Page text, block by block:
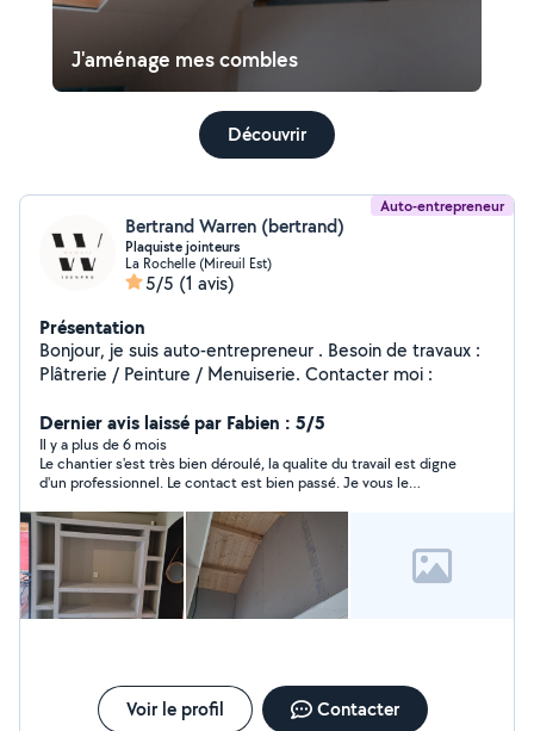
J'aménage mes combles
Découvrir
Auto-entrepreneur
Bertrand Warren (bertrand)
Plaquiste jointeurs
La Rochelle (Mireuil Est)
5/5 (1 avis)
Présentation
Bonjour, je suis auto-entrepreneur . Besoin de travaux :
Plâtrerie / Peinture / Menuiserie. Contacter moi :
Dernier avis laissé par Fabien : 5/5
Il y a plus de 6 mois
Le chantier s'est très bien déroulé, la qualite du travail est digne
d'un professionnel. Le contact est bien passé. Je vous le
Voir le profil Contacter